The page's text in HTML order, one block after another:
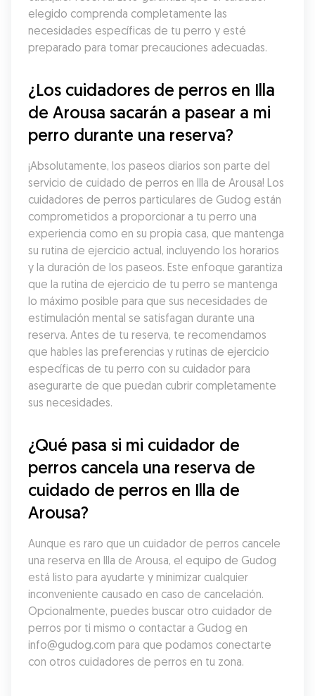
elegido comprenda completamente las
necesidades específicas de tu perro y esté
preparado para tomar precauciones adecuadas.
¿Los cuidadores de perros en Illa
de Arousa sacarán a pasear a mi
perro durante una reserva?
¡Absolutamente, los paseos diarios son parte del
servicio de cuidado de perros en Illa de Arousa! Los
cuidadores de perros particulares de Gudog están
comprometidos a proporcionar a tu perro una
experiencia como en su propia casa, que mantenga
su rutina de ejercicio actual, incluyendo los horarios
y la duración de los paseos. Este enfoque garantiza
que la rutina de ejercicio de tu perro se mantenga
lo máximo posible para que sus necesidades de
estimulación mental se satisfagan durante una
reserva. Antes de tu reserva, te recomendamos
que hables las preferencias y rutinas de ejercicio
específicas de tu perro con su cuidador para
asegurarte de que puedan cubrir completamente
sus necesidades.
¿Qué pasa si mi cuidador de
perros cancela una reserva de
cuidado de perros en Illa de
Arousa?
Aunque es raro que un cuidador de perros cancele
una reserva en Illa de Arousa, el equipo de Gudog
está listo para ayudarte y minimizar cualquier
inconveniente causado en caso de cancelación.
Opcionalmente, puedes buscar otro cuidador de
perros por ti mismo o contactar a Gudog en
info@gudog.com para que podamos conectarte
con otros cuidadores de perros en tu zona.